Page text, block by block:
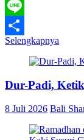
WhatsApp
Line
Share
Selengkapnya
Dur-Padi,
8 Juli 2026 Bali